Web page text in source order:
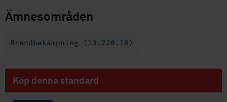
Ämnesområden
Brandbekämpning (13.220.10)
Köp denna standard